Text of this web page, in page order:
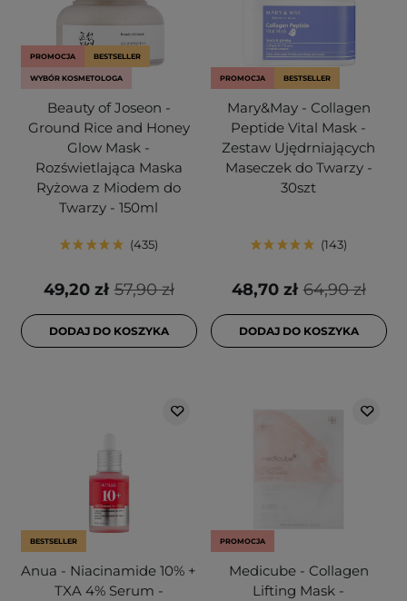
PROMOCJA BESTSELLER
WYBÓR KOSMETOLOGA
Beauty of Joseon -
Ground Rice and Honey
Glow Mask -
Rozświetlająca Maska
Ryżowa z Miodem do
Twarzy - 150ml
435
57,90 zł
49,20 zł
DODAJ DO KOSZYKA
PROMOCJA BESTSELLER
Mary&May - Collagen
Peptide Vital Mask -
Zestaw Ujędrniających
Maseczek do Twarzy -
30szt
143
64,90 zł
48,70 zł
DODAJ DO KOSZYKA
BESTSELLER
Anua - Niacinamide 10% +
TXA 4% Serum -
PROMOCJA
Medicube - Collagen
Lifting Mask -